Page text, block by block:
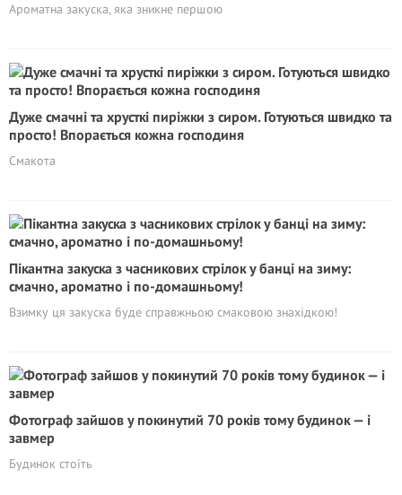
Ароматна закуска, яка зникне першою
Дуже смачні та хрусткі пиріжки з сиром. Готуються швидко та
просто! Впорається кожна господиня
Смакота
Пікантна закуска з часникових стрілок у банці на зиму:
смачно, ароматно і по-домашньому!
Взимку ця закуска буде справжньою смаковою знахідкою!
Фотограф зайшов у покинутий 70 років тому будинок — і
завмер
Будинок стоїть